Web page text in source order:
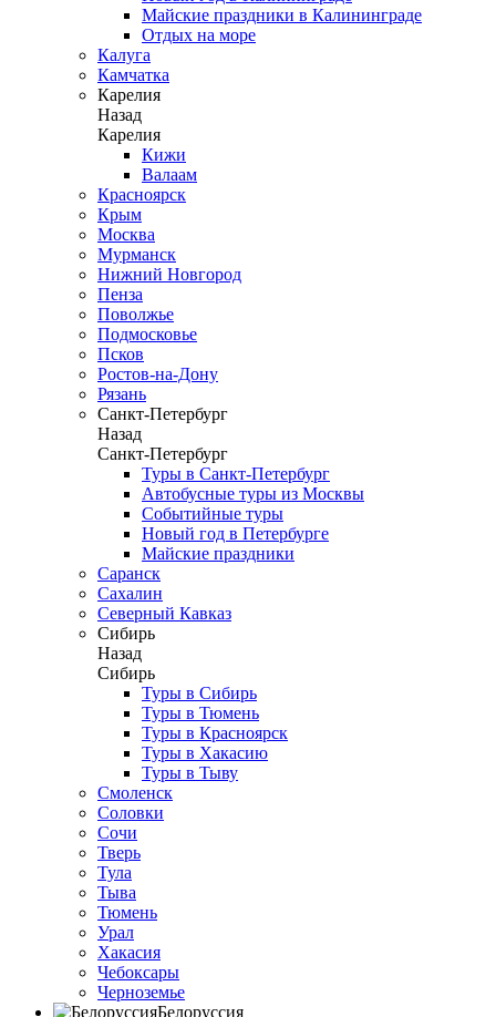
Майские праздники в Калининграде
Отдых на море
Калуга
Камчатка
Карелия
Назад
Карелия
Кижи
Валаам
Красноярск
Крым
Москва
Мурманск
Нижний Новгород
Пенза
Поволжье
Подмосковье
Псков
Ростов-на-Дону
Рязань
Санкт-Петербург
Назад
Санкт-Петербург
Туры в Санкт-Петербург
Автобусные туры из Москвы
Событийные туры
Новый год в Петербурге
Майские праздники
Саранск
Сахалин
Северный Кавказ
Сибирь
Назад
Сибирь
Туры в Сибирь
Туры в Тюмень
Туры в Красноярск
Туры в Хакасию
Туры в Тыву
Смоленск
Соловки
Сочи
Тверь
Тула
Тыва
Тюмень
Урал
Хакасия
Чебоксары
Черноземье
Белоруссия